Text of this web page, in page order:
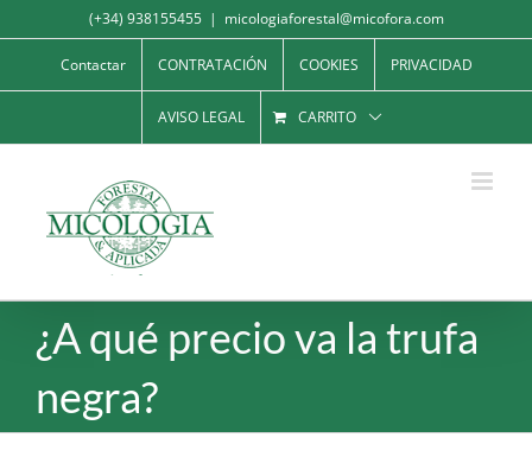
al
contenido
(+34) 938155455 | micologiaforestal@micofora.com
Contactar CONTRATACIÓN COOKIES PRIVACIDAD
AVISO LEGAL CARRITO
¿A qué precio va la trufa
negra?